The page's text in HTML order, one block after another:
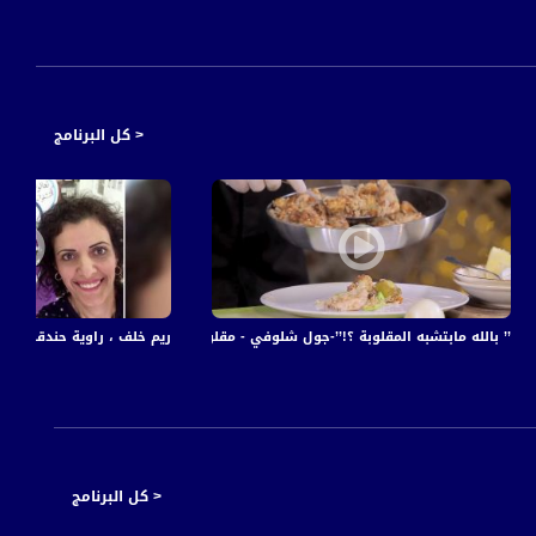
< كل البرنامج
ريم خلف ، راوية حندقلو ، رولا بدرة و
’’ بالله مابتشبه المقلوبة ؟!’’-جول شلوفي - مقلوبة زهرة بالحبش -عالطاولة - الجزء2- الحلقة
استهداف علمائنا ،الكاملة،مترو الصحافة،12-9
< كل البرنامج